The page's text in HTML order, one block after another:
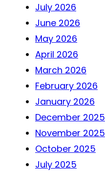
July 2026
June 2026
May 2026
April 2026
March 2026
February 2026
January 2026
December 2025
November 2025
October 2025
July 2025